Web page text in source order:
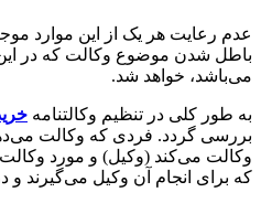
عدم رعایت هر یک از این موارد
باطل شدن موضوع وکالت که در
می‌باشد، خواهد شد.
به طور کلی در تنظیم وکالتنامه
بررسی گردد. فردی که وکالت
وکالت می‌کند (وکیل) و مورد
که برای انجام آن وکیل می‌گیرند